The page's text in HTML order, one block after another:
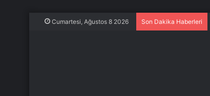
Cumartesi, Ağustos 8 2026 Son Dakika Haberleri